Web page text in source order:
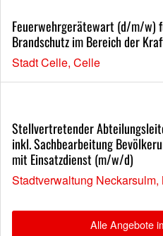
Feuerwehrgerätewart (d/m/w)
Brandschutz im Bereich der
Stadt Celle, Celle
Stellvertretender
inkl. Sachbearbeitung
mit Einsatzdienst (m/w/d)
Stadtverwaltung Neckarsulm,
Alle Angebote